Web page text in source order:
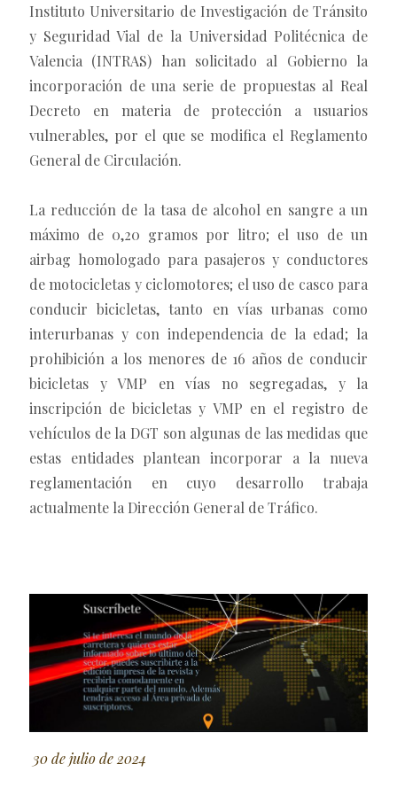
Instituto Universitario de Investigación de Tránsito
y Seguridad Vial de la Universidad Politécnica de
Valencia (INTRAS) han solicitado al Gobierno la
incorporación de una serie de propuestas al Real
Decreto en materia de protección a usuarios
vulnerables, por el que se modifica el Reglamento
General de Circulación.
La reducción de la tasa de alcohol en sangre a un
máximo de 0,20 gramos por litro; el uso de un
airbag homologado para pasajeros y conductores
de motocicletas y ciclomotores; el uso de casco para
conducir bicicletas, tanto en vías urbanas como
interurbanas y con independencia de la edad; la
prohibición a los menores de 16 años de conducir
bicicletas y VMP en vías no segregadas, y la
inscripción de bicicletas y VMP en el registro de
vehículos de la DGT son algunas de las medidas que
estas entidades plantean incorporar a la nueva
reglamentación en cuyo desarrollo trabaja
actualmente la Dirección General de Tráfico.
30 de julio de 2024